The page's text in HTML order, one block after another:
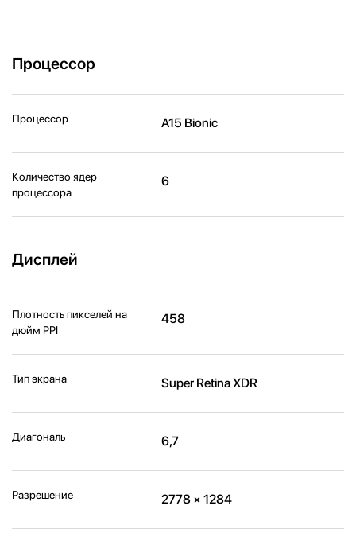
Процессор
Процессор A15 Bionic
Количество ядер
процессора
6
Дисплей
Плотность пикселей на
дюйм PPI
458
Тип экрана Super Retina XDR
Диагональ 6,7
Разрешение 2778 × 1284